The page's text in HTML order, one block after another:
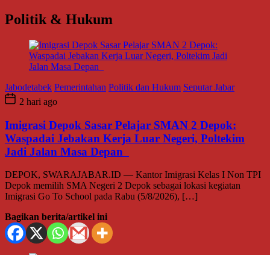
Politik & Hukum
Jabodetabek Pemerintahan Politik dan Hukum Seputar Jabar
2 hari ago
Imigrasi Depok Sasar Pelajar SMAN 2 Depok:
Waspadai Jebakan Kerja Luar Negeri, Poltekim
Jadi Jalan Masa Depan
DEPOK, SWARAJABAR.ID — Kantor Imigrasi Kelas I Non TPI
Depok memilih SMA Negeri 2 Depok sebagai lokasi kegiatan
Imigrasi Go To School pada Rabu (5/8/2026), […]
Bagikan berita/artikel ini